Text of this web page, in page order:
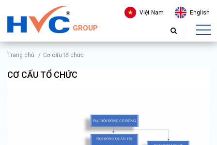
GROUP
Việt Nam English
Trang chủ / Cơ cấu tổ chức
CƠ CẤU TỔ CHỨC